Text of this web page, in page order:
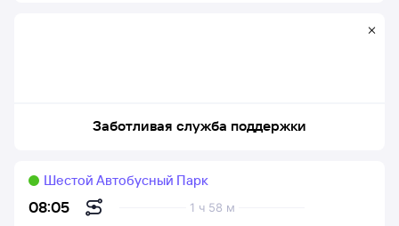
Заботливая служба поддержки
08:05
1 ч 58 м
Шестой Автобусный Парк